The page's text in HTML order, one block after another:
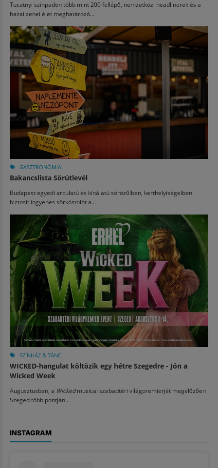
Tucatnyi színpadon több mint 200 fellépő, nemzetközi headlinerek és a
hazai zenei élet meghatározó...
GASZTRONÓMIA
Bakancslista Sörútlevél
Budapest egyedi arculatú és kínálatú sörözőiben, kerthelyiségeiben
biztosít ingyenes sörkóstolót a...
SZÍNHÁZ & TÁNC
WICKED-hangulat költözik egy hétre Szegedre - Jön a
Wicked Week
Augusztusban, a Wickedmusical szabadtéri világpremierjét megelőzően
Szeged több pontján...
INSTAGRAM